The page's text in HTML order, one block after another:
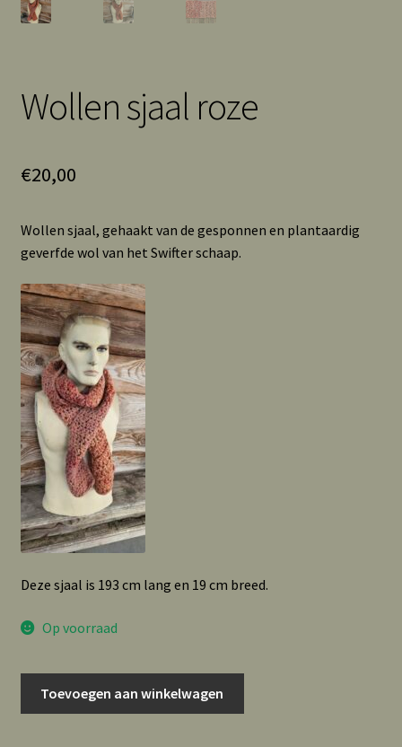
Wollen sjaal roze
€20,00
Wollen sjaal, gehaakt van de gesponnen en plantaardig
geverfde wol van het Swifter schaap.
Deze sjaal is 193 cm lang en 19 cm breed.
Op voorraad
Toevoegen aan winkelwagen